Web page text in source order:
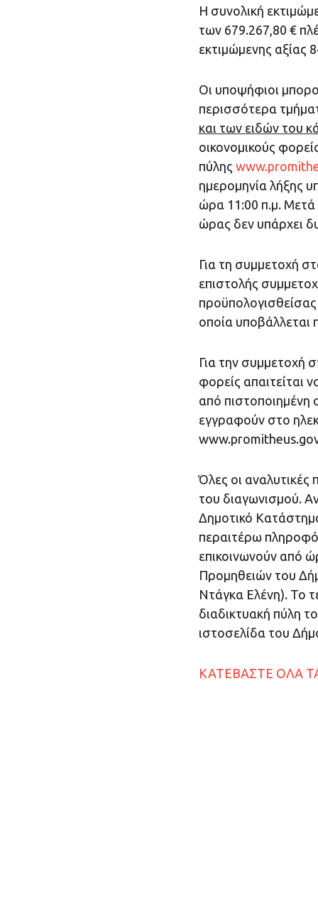
Η συνολική
των 679.267,80 €
εκτιμώμενης
Οι υποψήφιοι
περισσότερα
και των ειδών του
οικονομικούς
πύλης
ημερομηνία λήξης
ώρα 11:00 π.μ. Μετά
ώρας δεν υπάρχει
Για τη συμμετοχή
επιστολής
οποία
Για την συμμετοχή
φορείς απαιτείται
από
εγγραφούν στο
Όλες οι αναλυτικές
του διαγωνισμού.
Δημοτικό
περαιτέρω
επικοινωνούν από
Προμηθειών του
Ντάγκα Ελένη). Το
διαδικτυακή πύλη
ιστοσελίδα του
ΚΑΤΕΒΑΣΤΕ ΟΛΑ